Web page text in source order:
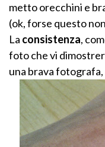
metto orecchini e
(ok, forse questo
La consistenza,
foto che vi
una brava fotografa,